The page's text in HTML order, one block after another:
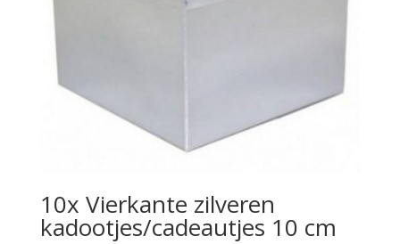
10x Vierkante zilveren
kadootjes/cadeautjes 10 cm